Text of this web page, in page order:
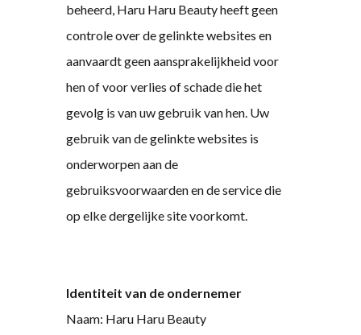
beheerd, Haru Haru Beauty heeft geen
controle over de gelinkte websites en
aanvaardt geen aansprakelijkheid voor
hen of voor verlies of schade die het
gevolg is van uw gebruik van hen. Uw
gebruik van de gelinkte websites is
onderworpen aan de
gebruiksvoorwaarden en de service die
op elke dergelijke site voorkomt.
Identiteit van de ondernemer
Naam: Haru Haru Beauty